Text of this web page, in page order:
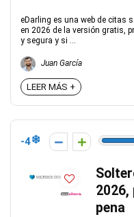
eDarling es una web de citas
en 2026 de la versión gratis,
y segura y si ...
Juan García
LEER MÁS +
-4
2026,
pena